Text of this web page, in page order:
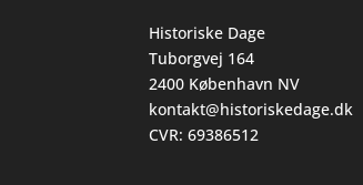
Historiske Dage
Tuborgvej 164
2400 København NV
kontakt@historiskedage.dk
CVR: 69386512